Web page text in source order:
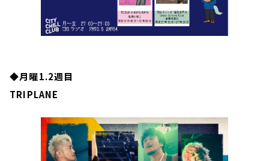
◆月曜1.2週目
TRIPLANE